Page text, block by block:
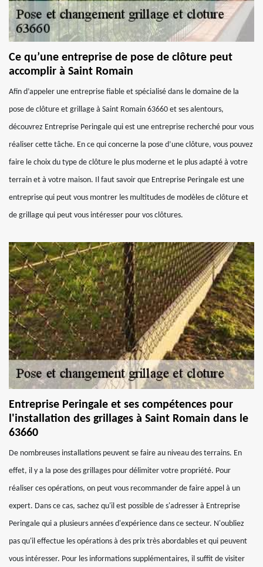
Ce qu’une entreprise de pose de clôture peut
accomplir à Saint Romain
Afin d’appeler une entreprise fiable et spécialisé dans le domaine de la
pose de clôture et grillage à Saint Romain 63660 et ses alentours,
découvrez Entreprise Peringale qui est une entreprise recherché pour vous
réaliser cette tâche. En ce qui concerne la pose d’une clôture, vous pouvez
faire le choix du type de clôture le plus moderne et le plus adapté à votre
terrain et à votre maison. Il faut savoir que Entreprise Peringale est une
entreprise qui peut vous montrer les multitudes de modèles de clôture et
de grillage qui peut vous intéresser pour vos clôtures.
Entreprise Peringale et ses compétences pour
l'installation des grillages à Saint Romain dans le
63660
De nombreuses installations peuvent se faire au niveau des terrains. En
effet, il y a la pose des grillages pour délimiter votre propriété. Pour
réaliser ces opérations, on peut vous recommander de faire appel à un
expert. Dans ce cas, sachez qu'il est possible de s'adresser à Entreprise
Peringale qui a plusieurs années d'expérience dans ce secteur. N'oubliez
pas qu'il effectue les opérations à des prix très abordables et qui peuvent
vous intéresser. Pour les informations supplémentaires, il suffit de visiter